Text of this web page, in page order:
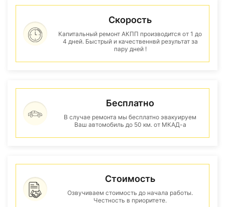
Скорость
Капитальный ремонт АКПП производится от 1 до
4 дней. Быстрый и качественнвй результат за
пару дней !
Бесплатно
В случае ремонта мы бесплатно эвакуируем
Ваш автомобиль до 50 км. от МКАД-а
Стоимость
Озвучиваем стоимость до начала работы.
Честность в приоритете.